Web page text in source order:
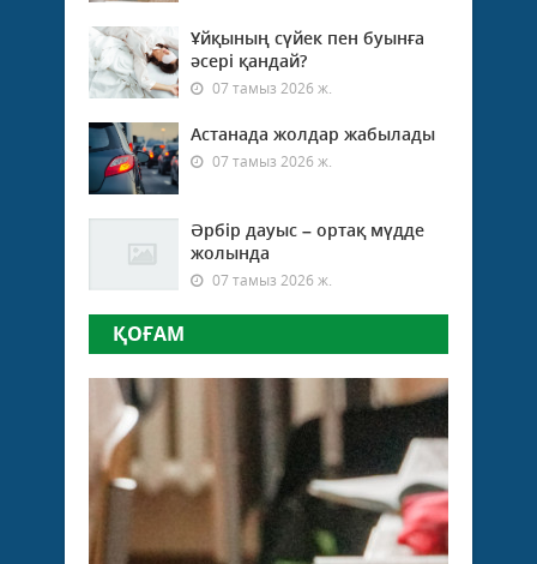
Ұйқының сүйек пен буынға
әсері қандай?
07 тамыз 2026 ж.
Астанада жолдар жабылады
07 тамыз 2026 ж.
Әрбір дауыс – ортақ мүдде
жолында
07 тамыз 2026 ж.
ҚОҒАМ